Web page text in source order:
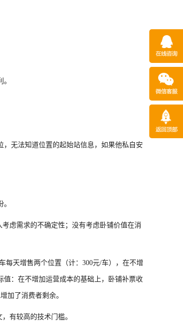
无法知道位置的起始站信息，如果他私自安
虑需求的不确定性；没有考虑卧铺价值在消
每天增售两个位置（计：300元/车），在不增
：在不增加运营成本的基础上，卧铺补票收
加了消费者剩余。
有较高的技术门槛。